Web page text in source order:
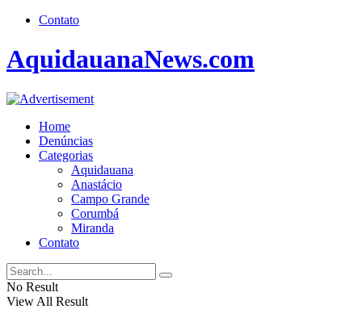
Contato
AquidauanaNews.com
Home
Denúncias
Categorias
Aquidauana
Anastácio
Campo Grande
Corumbá
Miranda
Contato
No Result
View All Result